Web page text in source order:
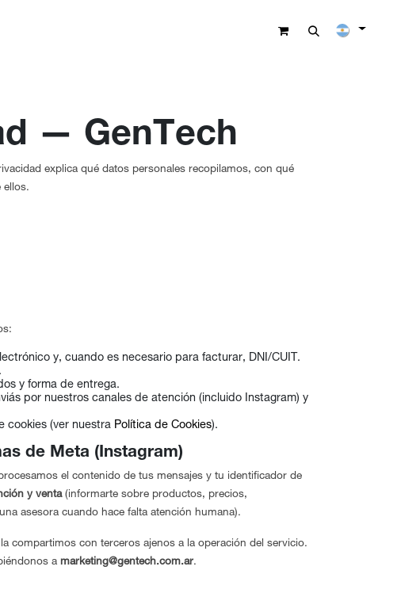
— GenTech
explica qué datos personales recopilamos, con qué
ellos.
y, cuando es necesario para facturar, DNI/CUIT.
y forma de entrega.
por nuestros canales de atención (incluido Instagram) y
cookies (ver nuestra Política de Cookies).
de Meta (Instagram)
el contenido de tus mensajes y tu identificador de
y venta(informarte sobre productos, precios,
asesora cuando hace falta atención humana).
compartimos con terceros ajenos a la operación del servicio.
a marketing@gentech.com.ar.